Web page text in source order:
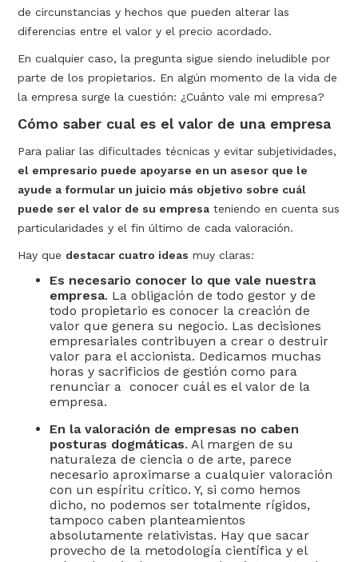
de circunstancias y hechos que pueden alterar las
diferencias entre el valor y el precio acordado.
En cualquier caso, la pregunta sigue siendo ineludible por
parte de los propietarios. En algún momento de la vida de
la empresa surge la cuestión: ¿Cuánto vale mi empresa?
Cómo saber cual es el valor de una empresa
Para paliar las dificultades técnicas y evitar subjetividades,
el empresario puede apoyarse en un asesor que le
ayude a formular un juicio más objetivo sobre cuál
puede ser el valor de su empresa teniendo en cuenta sus
particularidades y el fin último de cada valoración.
Hay que destacar cuatro ideas muy claras:
Es necesario conocer lo que vale nuestra
empresa. La obligación de todo gestor y de
todo propietario es conocer la creación de
valor que genera su negocio. Las decisiones
empresariales contribuyen a crear o destruir
valor para el accionista. Dedicamos muchas
horas y sacrificios de gestión como para
renunciar a conocer cuál es el valor de la
empresa.
En la valoración de empresas no caben
posturas dogmáticas. Al margen de su
naturaleza de ciencia o de arte, parece
necesario aproximarse a cualquier valoración
con un espíritu crítico. Y, si como hemos
dicho, no podemos ser totalmente rígidos,
tampoco caben planteamientos
absolutamente relativistas. Hay que sacar
provecho de la metodología científica y el